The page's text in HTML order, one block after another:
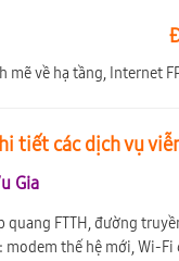
mẽ về hạ tầng, Internet
tiết các dịch vụ
Gia
quang FTTH, đường
modem thế hệ mới, Wi-